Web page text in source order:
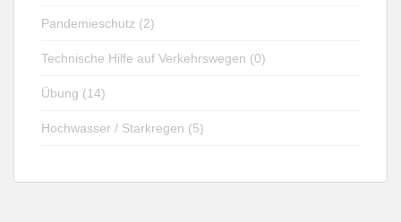
Pandemieschutz (2)
Technische Hilfe auf Verkehrswegen (0)
Übung (14)
Hochwasser / Starkregen (5)